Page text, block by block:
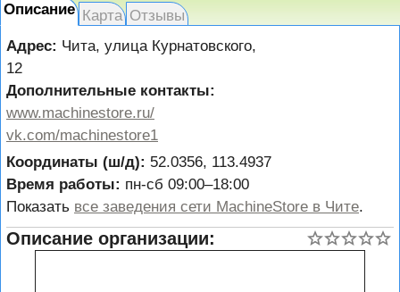
Описание Карта Отзывы
Адрес: Чита, улица Курнатовского,
12
Дополнительные контакты:
www.machinestore.ru/
vk.com/machinestore1
Координаты (ш/д): 52.0356, 113.4937
Время работы: пн-сб 09:00–18:00
Показать все заведения сети MachineStore в Чите.
Описание организации: